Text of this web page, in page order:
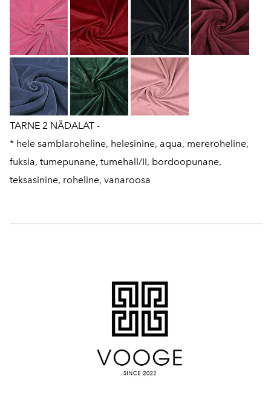
TARNE 2 NÄDALAT -
* hele samblaroheline, helesinine, aqua, mereroheline,
fuksia, tumepunane, tumehall/II, bordoopunane,
teksasinine, roheline, vanaroosa